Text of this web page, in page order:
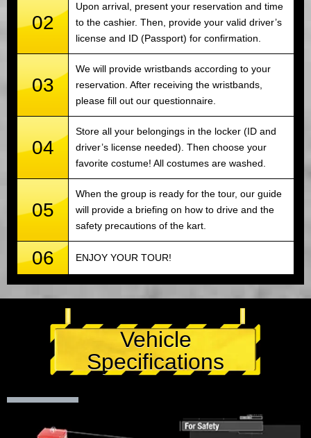
02
Upon arrival, present your reservation and time
to the cashier. Then, provide your valid driver’s
license and ID (Passport) for confirmation.
03
We will provide wristbands according to your
reservation. After receiving the wristbands,
please fill out our questionnaire.
04
Store all your belongings in the locker (ID and
driver’s license needed). Then choose your
favorite costume! All costumes are washed.
05
When the group is ready for the tour, our guide
will provide a briefing on how to drive and the
safety precautions of the kart.
06 ENJOY YOUR TOUR!
Vehicle
Specifications